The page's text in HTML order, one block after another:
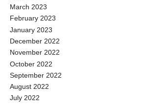
March 2023
February 2023
January 2023
December 2022
November 2022
October 2022
September 2022
August 2022
July 2022